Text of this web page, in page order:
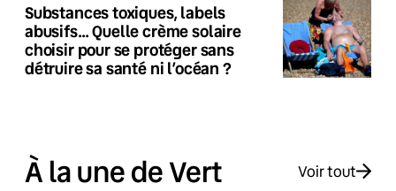
Substances toxiques, labels
abusifs… Quelle crème solaire
choisir pour se protéger sans
détruire sa santé ni l’océan ?
À la une de Vert Voir tout